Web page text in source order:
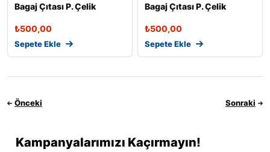
Bagaj Çıtası P. Çelik
₺500,00
Sepete Ekle
Bagaj Çıtası P. Çelik
₺500,00
Sepete Ekle
Önceki Sonraki
Kampanyalarımızı Kaçırmayın!